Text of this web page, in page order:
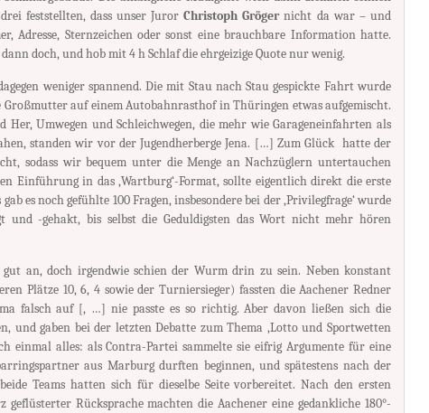
feststellten, dass unser JurorChristoph Grögernicht da war – und
Adresse, Sternzeichen oder sonst eine brauchbare Information hatte.
doch, und hob mit 4 h Schlaf die ehrgeizige Quote nur wenig.
weniger spannend. Die mit Stau nach Stau gespickte Fahrt wurde
auf einem Autobahnrasthof in Thüringen etwas aufgemischt.
Umwegen und Schleichwegen, die mehr wie Garageneinfahrten als
standen wir vor der Jugendherberge Jena. […] Zum Glück hatte der
sodass wir bequem unter die Menge an Nachzüglern untertauchen
Einführung in das ‚Wartburg‘-Format, sollte eigentlich direkt die erste
es noch gefühlte 100 Fragen, insbesondere bei der ‚Privilegfrage‘ wurde
und -gehakt, bis selbst die Geduldigsten das Wort nicht mehr hören
an, doch irgendwie schien der Wurm drin zu sein. Neben konstant
Plätze 10, 6, 4 sowie der Turniersieger) fassten die Aachener Redner
falsch auf [, …] nie passte es so richtig. Aber davon ließen sich die
und gaben bei der letzten Debatte zum Thema ‚Lotto und Sportwetten
einmal alles: als Contra-Partei sammelte sie eifrig Argumente für eine
aus Marburg durften beginnen, und spätestens nach der
Teams hatten sich für dieselbe Seite vorbereitet. Nach den ersten
geflüsterter Rücksprache machten die Aachener eine gedankliche 180°-